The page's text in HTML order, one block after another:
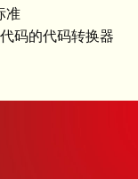
准
码的代码转换器